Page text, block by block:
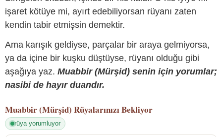
işaret kötüye mi, ayırt edebiliyorsan rüyanı zaten
kendin tabir etmişsin demektir.
Ama karışık geldiyse, parçalar bir araya gelmiyorsa,
ya da içine bir kuşku düştüyse, rüyanı olduğu gibi
aşağıya yaz. Muabbir (Mürşid) senin için yorumlar;
nasibi de hayır duandır.
Muabbir (Mürşid) Rüyalarınızı Bekliyor
rüya yorumluyor